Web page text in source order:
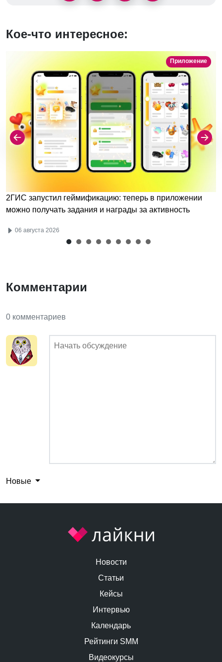
Кое-что интересное:
Приложение
2ГИС запустил геймификацию: теперь в приложении
можно получать задания и награды за активность
06 августа 2026
Комментарии
0 комментариев
Новые
Новости
Статьи
Кейсы
Интервью
Календарь
Рейтинги SMM
Видеокурсы